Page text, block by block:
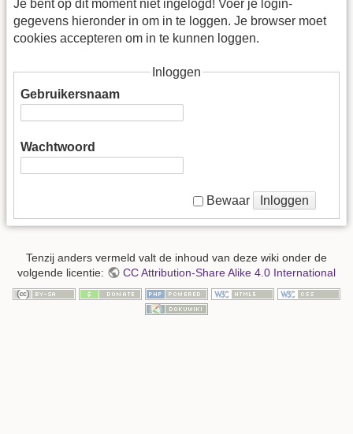
Je bent op dit moment niet ingelogd! Voer je login-
gegevens hieronder in om in te loggen. Je browser moet
cookies accepteren om in te kunnen loggen.
Inloggen
Gebruikersnaam
Wachtwoord
Bewaar Inloggen
Tenzij anders vermeld valt de inhoud van deze wiki onder de
volgende licentie:
CC Attribution-Share Alike 4.0 International